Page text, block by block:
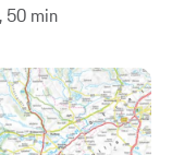
50 min